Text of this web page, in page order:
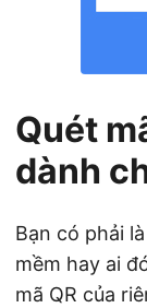
Quét
dành
Bạn có phải
mềm hay ai
mã QR của